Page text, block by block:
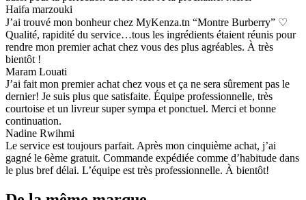
Haifa marzouki
J’ai trouvé mon bonheur chez MyKenza.tn “Montre Burberry” ♡
Qualité, rapidité du service…tous les ingrédients étaient réunis pour
rendre mon premier achat chez vous des plus agréables. À très
bientôt !
Maram Louati
J’ai fait mon premier achat chez vous et ça ne sera sûrement pas le
dernier! Je suis plus que satisfaite. Équipe professionnelle, très
courtoise et un livreur super sympa et ponctuel. Merci et bonne
continuation.
Nadine Rwihmi
Le service est toujours parfait. Après mon cinquième achat, j’ai
gagné le 6ème gratuit. Commande expédiée comme d’habitude dans
le plus bref délai. L’équipe est très professionnelle. À bientôt!